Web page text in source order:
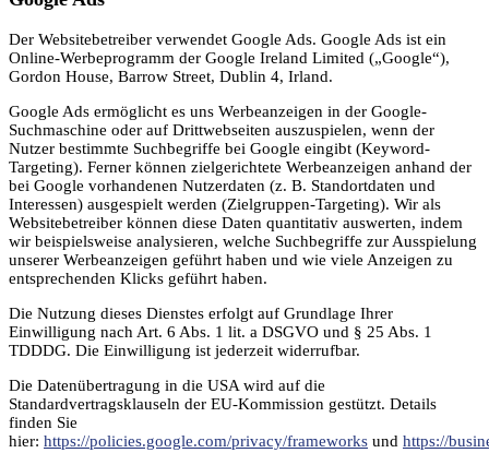
Der Websitebetreiber verwendet Google Ads. Google Ads ist ein
Online-Werbeprogramm der Google Ireland Limited („Google“),
Gordon House, Barrow Street, Dublin 4, Irland.
Google Ads ermöglicht es uns Werbeanzeigen in der Google-
Suchmaschine oder auf Drittwebseiten auszuspielen, wenn der
Nutzer bestimmte Suchbegriffe bei Google eingibt (Keyword-
Targeting). Ferner können zielgerichtete Werbeanzeigen anhand der
bei Google vorhandenen Nutzerdaten (z. B. Standortdaten und
Interessen) ausgespielt werden (Zielgruppen-Targeting). Wir als
Websitebetreiber können diese Daten quantitativ auswerten, indem
wir beispielsweise analysieren, welche Suchbegriffe zur Ausspielung
unserer Werbeanzeigen geführt haben und wie viele Anzeigen zu
entsprechenden Klicks geführt haben.
Die Nutzung dieses Dienstes erfolgt auf Grundlage Ihrer
Einwilligung nach Art. 6 Abs. 1 lit. a DSGVO und § 25 Abs. 1
TDDDG. Die Einwilligung ist jederzeit widerrufbar.
Die Datenübertragung in die USA wird auf die
Standardvertragsklauseln der EU-Kommission gestützt. Details
finden Sie
hier: https://policies.google.com/privacy/frameworks und https://